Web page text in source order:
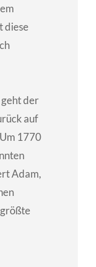
diese
der
auf
1770
Adam,